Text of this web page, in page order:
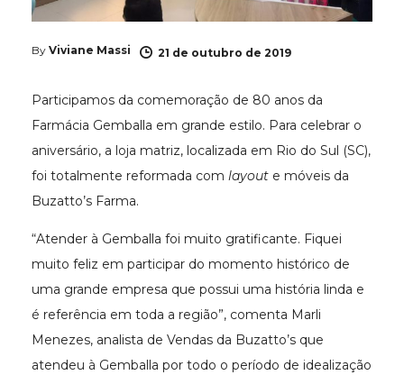
By Viviane Massi 21 de outubro de 2019
Participamos da comemoração de 80 anos da
Farmácia Gemballa em grande estilo. Para celebrar o
aniversário, a loja matriz, localizada em Rio do Sul (SC),
foi totalmente reformada com layout e móveis da
Buzatto’s Farma.
“Atender à Gemballa foi muito gratificante. Fiquei
muito feliz em participar do momento histórico de
uma grande empresa que possui uma história linda e
é referência em toda a região”, comenta Marli
Menezes, analista de Vendas da Buzatto’s que
atendeu à Gemballa por todo o período de idealização